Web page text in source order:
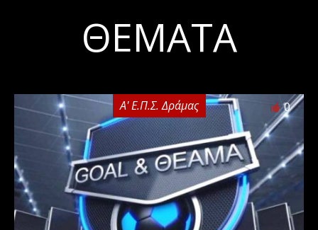
ΘΈΜΑΤΑ
Α' Ε.Π.Σ. Δράμας 0